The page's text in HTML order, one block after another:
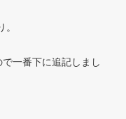
一番下に追記しまし